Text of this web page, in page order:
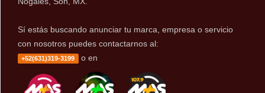
Sí estás buscando anunciar tu marca, empresa o servicio
con nosotros puedes contactarnos al:
+52(631)319-3199 o en